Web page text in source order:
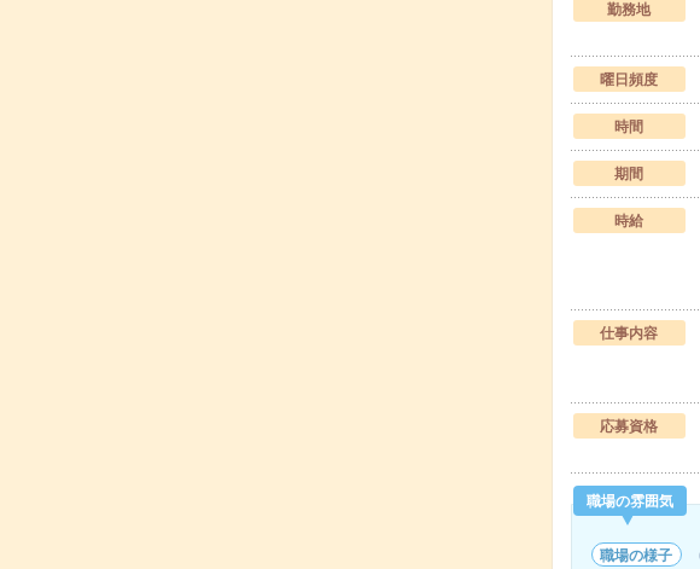
勤務地
曜日頻度
時間
期間
時給
仕事内容
応募資格
職場の雰囲気
職場の様子